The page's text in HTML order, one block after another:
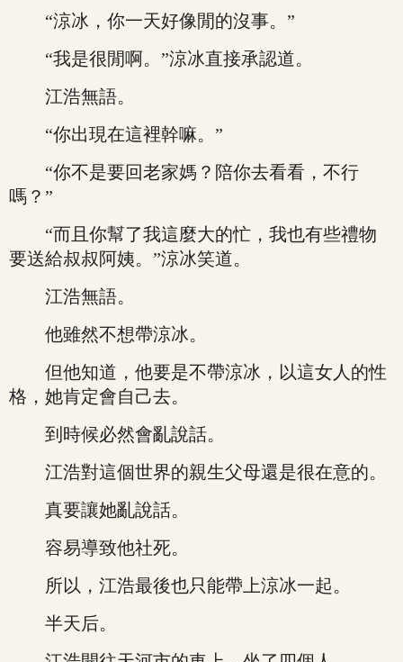
“涼冰，你一天好像閒的沒事。”
“我是很閒啊。”涼冰直接承認道。
江浩無語。
“你出現在這裡幹嘛。”
“你不是要回老家媽？陪你去看看，不行
嗎？”
“而且你幫了我這麼大的忙，我也有些禮物
要送給叔叔阿姨。”涼冰笑道。
江浩無語。
他雖然不想帶涼冰。
但他知道，他要是不帶涼冰，以這女人的性
格，她肯定會自己去。
到時候必然會亂說話。
江浩對這個世界的親生父母還是很在意的。
真要讓她亂說話。
容易導致他社死。
所以，江浩最後也只能帶上涼冰一起。
半天后。